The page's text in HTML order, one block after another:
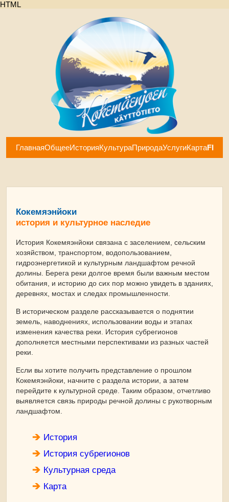
HTML
ГлавнаяОбщееИсторияКультураПриродаУслугиКартаFI
Кокемяэнйоки
история и культурное наследие
История Кокемяэнйоки связана с заселением, сельским
хозяйством, транспортом, водопользованием,
гидроэнергетикой и культурным ландшафтом речной
долины. Берега реки долгое время были важным местом
обитания, и историю до сих пор можно увидеть в зданиях,
деревнях, мостах и ​​следах промышленности.
В историческом разделе рассказывается о поднятии
земель, наводнениях, использовании воды и этапах
изменения качества реки. История субрегионов
дополняется местными перспективами из разных частей
реки.
Если вы хотите получить представление о прошлом
Кокемяэнйоки, начните с раздела истории, а затем
перейдите к культурной среде. Таким образом, отчетливо
выявляется связь природы речной долины с рукотворным
ландшафтом.
История
История субрегионов
Культурная среда
Карта